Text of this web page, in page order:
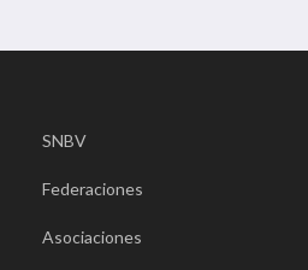
SNBV
Federaciones
Asociaciones